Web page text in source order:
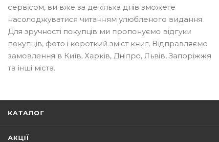
сервісом, ви вже за декілька днів зможете
насолоджуватися читанням улюбленого видання.
Для зручності покупців ми пропонуємо відгуки
покупців, фото і короткий зміст книг. Відправляємо
замовлення в Київ, Харків, Дніпро, Львів, Запоріжжя
та інші міста.
КАТАЛОГ
АКЦІЇ